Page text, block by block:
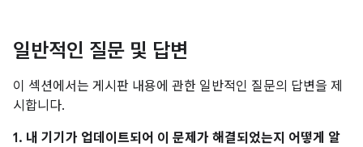
일반적인 질문 및 답변
이 섹션에서는 게시판 내용에 관한 일반적인 질문의 답변을 제
시합니다.
1. 내 기기가 업데이트되어 이 문제가 해결되었는지 어떻게 알